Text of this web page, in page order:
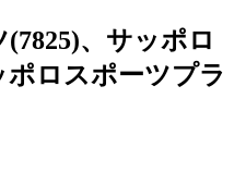
、サッポロ
ポロスポーツプラ